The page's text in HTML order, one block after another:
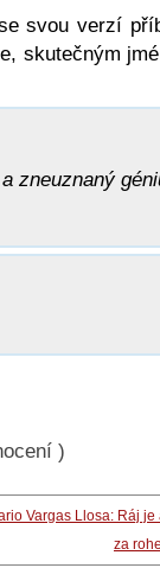
svou verzí
skutečným
zneuznaný
)
Vargas Llosa: Ráj je
za